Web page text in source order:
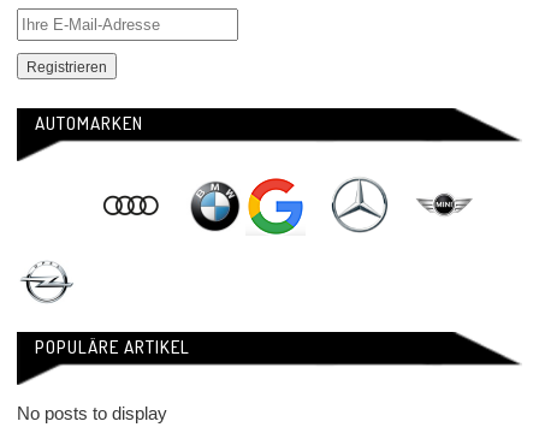
AUTOMARKEN
POPULÄRE ARTIKEL
No posts to display